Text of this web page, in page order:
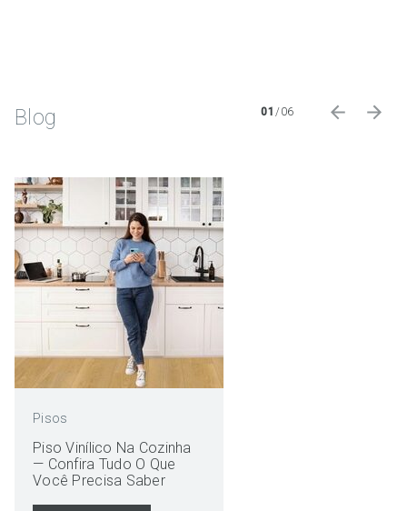
Blog 01 /06
Pisos
Piso Vinílico Na Cozinha
— Confira Tudo O Que
Você Precisa Saber